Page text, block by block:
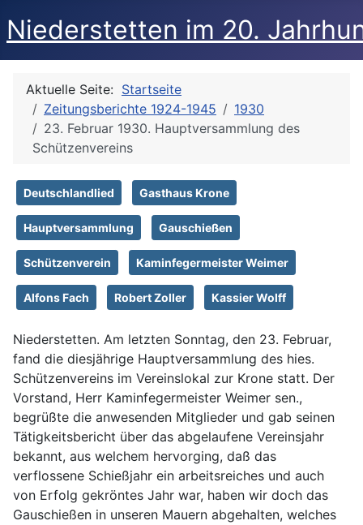
Niederstetten im 20.
Aktuelle Seite: Startseite
Zeitungsberichte 1924-1945
1930
23. Februar 1930. Hauptversammlung des
Schützenvereins
Deutschlandlied Gasthaus Krone
Hauptversammlung Gauschießen
Schützenverein Kaminfegermeister Weimer
Alfons Fach Robert Zoller Kassier Wolff
Niederstetten. Am letzten Sonntag, den 23. Februar,
fand die diesjährige Hauptversammlung des hies.
Schützenvereins im Vereinslokal zur Krone statt. Der
Vorstand, Herr Kaminfegermeister Weimer sen.,
begrüßte die anwesenden Mitglieder und gab seinen
Tätigkeitsbericht über das abgelaufene Vereinsjahr
bekannt, aus welchem hervorging, daß das
verflossene Schießjahr ein arbeitsreiches und auch
von Erfolg gekröntes Jahr war, haben wir doch das
Gauschießen in unseren Mauern abgehalten, welches